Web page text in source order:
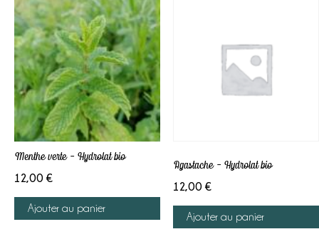
Menthe verte – Hydrolat bio
12,00 €
Ajouter au panier
Agastache – Hydrolat bio
12,00 €
Ajouter au panier